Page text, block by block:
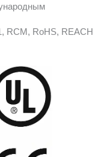
RCM, RoHS, REACH